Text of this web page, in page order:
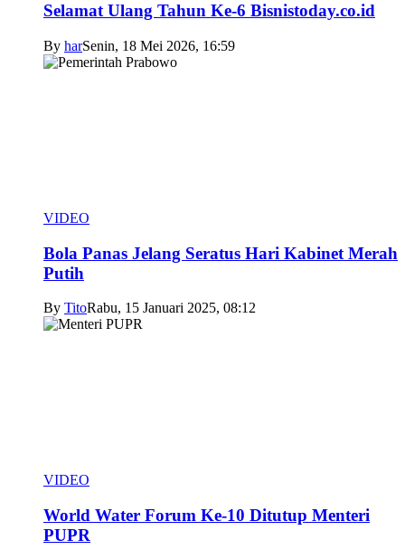
Selamat Ulang Tahun Ke-6 Bisnistoday.co.id
By harSenin, 18 Mei 2026, 16:59
VIDEO
Bola Panas Jelang Seratus Hari Kabinet Merah
Putih
By TitoRabu, 15 Januari 2025, 08:12
VIDEO
World Water Forum Ke-10 Ditutup Menteri
PUPR